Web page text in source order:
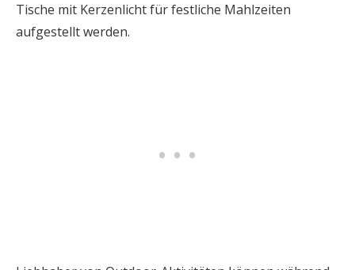
Tische mit Kerzenlicht für festliche Mahlzeiten
aufgestellt werden.